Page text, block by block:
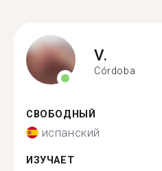
V.
Córdoba
СВОБОДНЫЙ
испанский
ИЗУЧАЕТ